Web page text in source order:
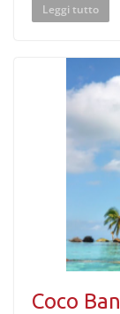
Leggi tutto
Coco